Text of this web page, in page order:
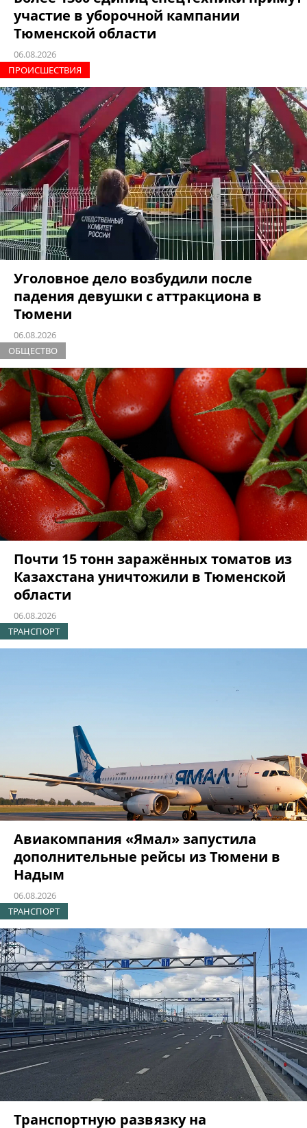
участие в уборочной кампании
Тюменской области
06.08.2026
ПРОИCШЕСТВИЯ
Уголовное дело возбудили после
падения девушки с аттракциона в
Тюмени
06.08.2026
ОБЩЕСТВО
Почти 15 тонн заражённых томатов из
Казахстана уничтожили в Тюменской
области
06.08.2026
ТРАНСПОРТ
Авиакомпания «Ямал» запустила
дополнительные рейсы из Тюмени в
Надым
06.08.2026
ТРАНСПОРТ
Транспортную развязку на